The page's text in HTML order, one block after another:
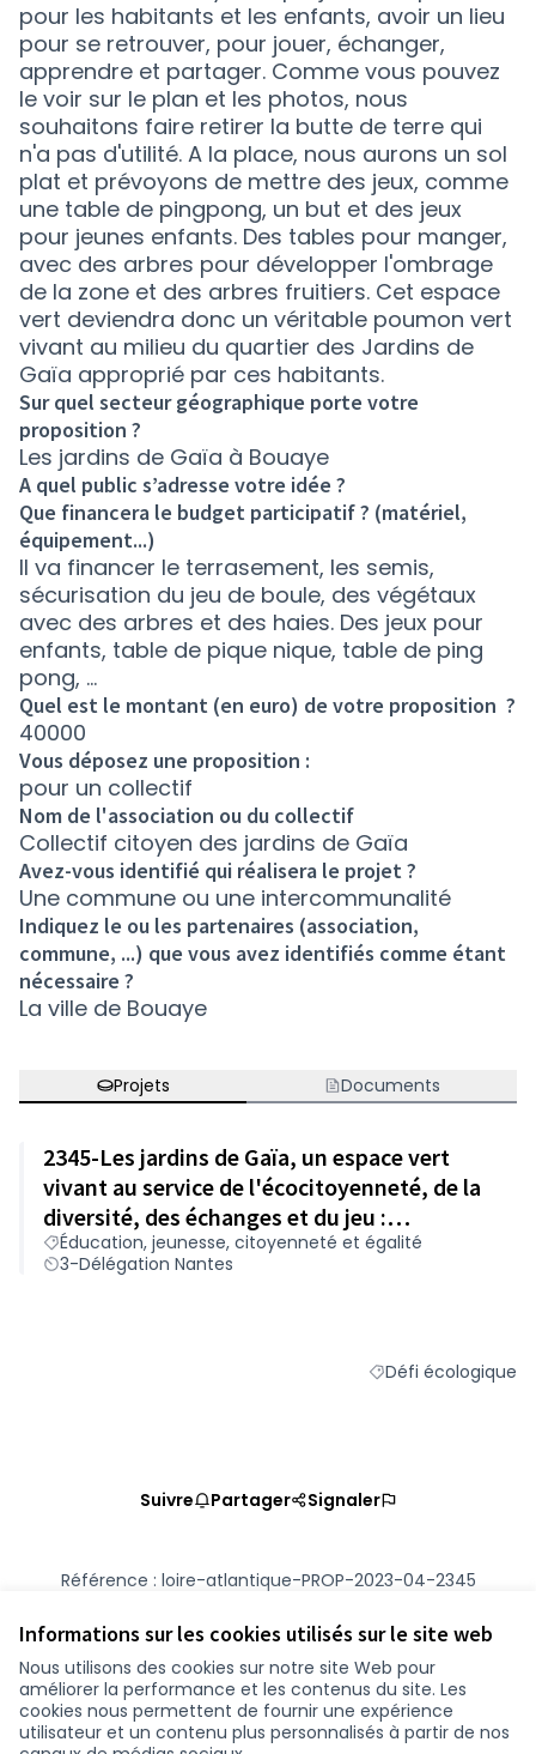
Informations sur les cookies utilisés sur le site web
Nous utilisons des cookies sur notre site Web pour
améliorer la performance et les contenus du site. Les
cookies nous permettent de fournir une expérience
utilisateur et un contenu plus personnalisés à partir de nos
pour les habitants et les enfants, avoir un lieu
pour se retrouver, pour jouer, échanger,
apprendre et partager. Comme vous pouvez
le voir sur le plan et les photos, nous
souhaitons faire retirer la butte de terre qui
n'a pas d'utilité. A la place, nous aurons un sol
plat et prévoyons de mettre des jeux, comme
une table de pingpong, un but et des jeux
pour jeunes enfants. Des tables pour manger,
avec des arbres pour développer l'ombrage
de la zone et des arbres fruitiers. Cet espace
vert deviendra donc un véritable poumon vert
vivant au milieu du quartier des Jardins de
Gaïa approprié par ces habitants.
Sur quel secteur géographique porte votre
proposition ?
Les jardins de Gaïa à Bouaye
A quel public s’adresse votre idée ?
Que financera le budget participatif ? (matériel,
équipement...)
Il va financer le terrasement, les semis,
sécurisation du jeu de boule, des végétaux
avec des arbres et des haies. Des jeux pour
enfants, table de pique nique, table de ping
pong, ...
Quel est le montant (en euro) de votre proposition ?
40000
Vous déposez une proposition :
pour un collectif
Nom de l'association ou du collectif
Collectif citoyen des jardins de Gaïa
Avez-vous identifié qui réalisera le projet ?
Une commune ou une intercommunalité
Indiquez le ou les partenaires (association,
commune, ...) que vous avez identifiés comme étant
nécessaire ?
La ville de Bouaye
Projets Documents
2345-Les jardins de Gaïa, un espace vert
vivant au service de l'écocitoyenneté, de la
diversité, des échanges et du jeu :
aménagements extérieurs
Éducation, jeunesse, citoyenneté et égalité
3-Délégation Nantes
Filtrer les résultats
Défi écologique
Suivre Partager Signaler
Référence : loire-atlantique-PROP-2023-04-2345
Vérifiez l'empreinte numérique
Conditions d'utilisation
Paramètres des cookies
participer.loire-atlantique.fr sur Facebook
participer.loire-atlantique.fr sur Instagram
participer.loire-atlantique.fr sur YouTube